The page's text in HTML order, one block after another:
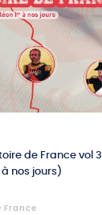
de France vol
nos jours)
France